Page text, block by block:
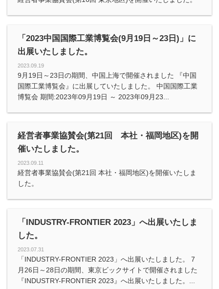
「2023中国国際工業博覧会(9月19日～23日)」に
出展いたしました。
2023.09.19
9月19日～23日の期間、中国上海で開催されました 『中国
国際工業博覧会』に出展していたしました。 中国国際工業
博覧会 期間:2023年09月19日 ～ 2023年09月23...
経営者事業協賛会(第21回 本社・福岡地区)を開
催いたしました。
2023.09.11
経営者事業協賛会(第21回 本社・福岡地区)を開催いたしま
した。
「INDUSTRY-FRONTIER 2023」へ出展いたしま
した。
2023.07.31
「INDUSTRY-FRONTIER 2023」へ出展いたしました。 7
月26日～28日の期間、東京ビックサイトで開催されました
『INDUSTRY-FRONTIER 2023』へ出展いたしました。...